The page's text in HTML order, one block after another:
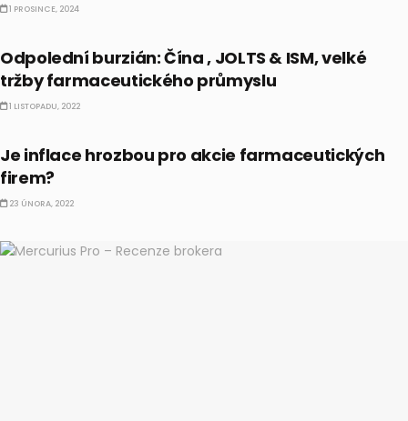
1 PROSINCE, 2024
Odpolední burzián: Čína , JOLTS & ISM, velké
tržby farmaceutického průmyslu
1 LISTOPADU, 2022
Je inflace hrozbou pro akcie farmaceutických
firem?
23 ÚNORA, 2022